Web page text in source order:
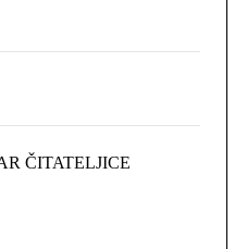
ČITATELJICE